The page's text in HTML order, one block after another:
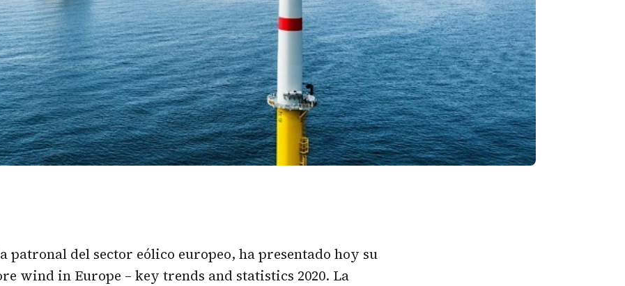
patronal del sector eólico europeo, ha presentado hoy su
wind in Europe – key trends and statistics 2020. La